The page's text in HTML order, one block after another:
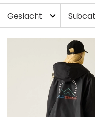
Geslacht
expand_more